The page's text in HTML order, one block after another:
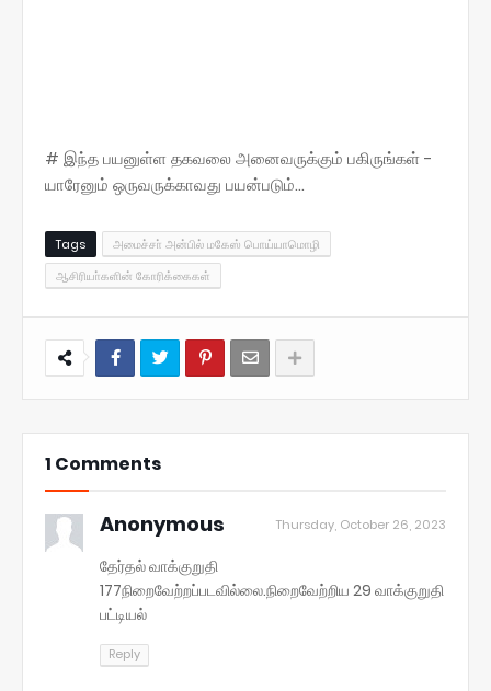
# இந்த பயனுள்ள தகவலை அனைவருக்கும் பகிருங்கள் -
யாரேனும் ஒருவருக்காவது பயன்படும்...
Tags
அமைச்சா் அன்பில் மகேஸ் பொய்யாமொழி
ஆசிரியா்களின் கோரிக்கைகள்
1 Comments
Anonymous Thursday, October 26, 2023
தேர்தல் வாக்குறுதி
177நிறைவேற்றப்படவில்லை.நிறைவேற்றிய 29 வாக்குறுதி
பட்டியல்
Reply